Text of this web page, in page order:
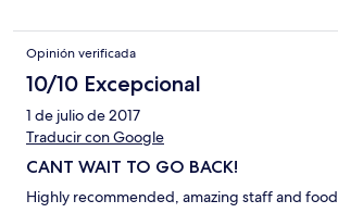
Opinión verificada
10/10 Excepcional
1 de julio de 2017
Traducir con Google
CANT WAIT TO GO BACK!
Highly recommended, amazing staff and food